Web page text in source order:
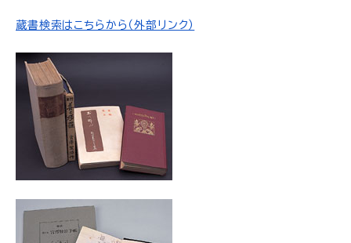
蔵書検索はこちらから（外部リンク）